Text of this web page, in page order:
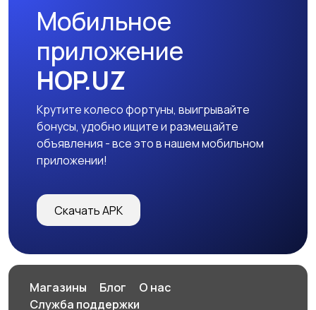
Мобильное
приложение
HOP.UZ
Крутите колесо фортуны, выигрывайте
бонусы, удобно ищите и размещайте
объявления - все это в нашем мобильном
приложении!
Скачать APK
Магазины Блог
О нас
Служба поддержки